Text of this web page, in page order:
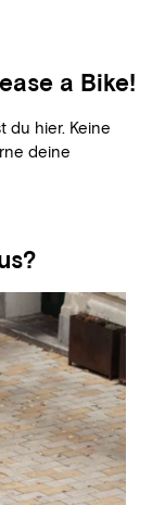
a Bike!
du hier. Keine
deine